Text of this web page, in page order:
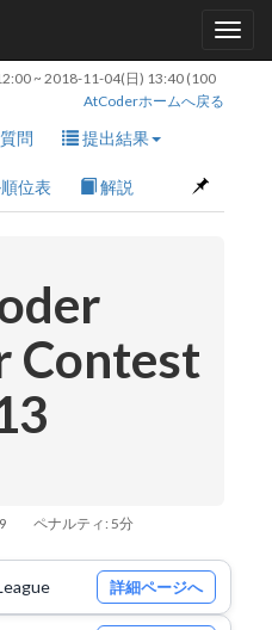
~ 2018-11-04(日) 13:40 (100
AtCoderホームへ戻る
質問 提出結果
位表 解説
Contest
ペナルティ: 5分
詳細ページへ